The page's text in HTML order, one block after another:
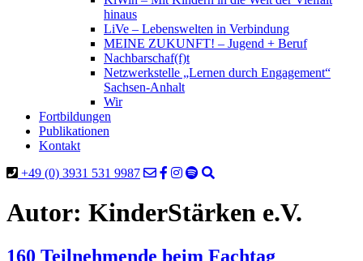
hinaus
LiVe – Lebenswelten in Verbindung
MEINE ZUKUNFT! – Jugend + Beruf
Nachbarschaf(f)t
Netzwerkstelle „Lernen durch Engagement“
Sachsen-Anhalt
Wir
Fortbildungen
Publikationen
Kontakt
+49 (0) 3931 531 9987
Autor: KinderStärken e.V.
160 Teilnehmende beim Fachtag